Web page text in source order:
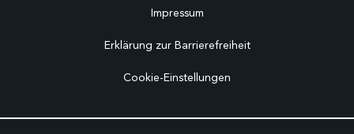
Impressum
Erklärung zur Barrierefreiheit
Cookie-Einstellungen